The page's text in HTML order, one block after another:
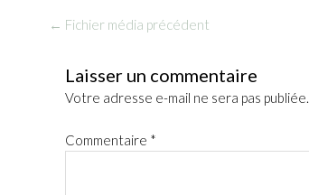
← Fichier média précédent
Laisser un commentaire
Votre adresse e-mail ne sera pas publiée.
Commentaire *